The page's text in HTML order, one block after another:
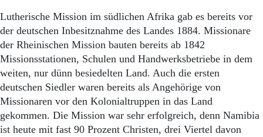
Lutherische Mission im südlichen Afrika gab es bereits vor
der deutschen Inbesitznahme des Landes 1884. Missionare
der Rheinischen Mission bauten bereits ab 1842
Missionsstationen, Schulen und Handwerksbetriebe in dem
weiten, nur dünn besiedelten Land. Auch die ersten
deutschen Siedler waren bereits als Angehörige von
Missionaren vor den Kolonialtruppen in das Land
gekommen. Die Mission war sehr erfolgreich, denn Namibia
ist heute mit fast 90 Prozent Christen, drei Viertel davon